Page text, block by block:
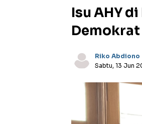
Isu AHY
Riko Abdiono
Sabtu, 13 Jun